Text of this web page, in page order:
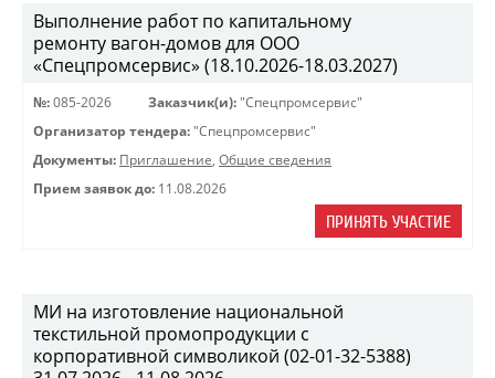
Выполнение работ по капитальному
ремонту вагон-домов для ООО
«Спецпромсервис» (18.10.2026-18.03.2027)
№: 085-2026 Заказчик(и): "Спецпромсервис"
Организатор тендера: "Спецпромсервис"
Документы: Приглашение, Общие сведения
Прием заявок до: 11.08.2026
ПРИНЯТЬ УЧАСТИЕ
МИ на изготовление национальной
текстильной промопродукции с
корпоративной символикой (02-01-32-5388)